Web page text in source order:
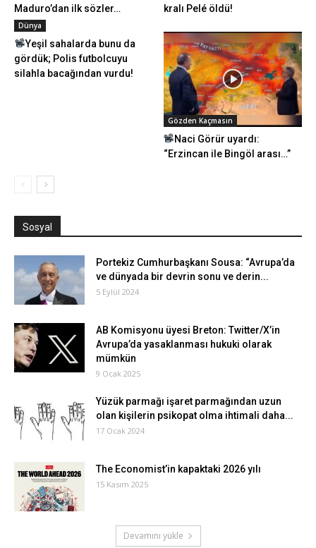
Maduro’dan ilk sözler…
kralı Pelé öldü!
Dünya
Yeşil sahalarda bunu da
gördük; Polis futbolcuyu
silahla bacağından vurdu!
Gözden Kaçmasın
Naci Görür uyardı:
“Erzincan ile Bingöl arası…”
Sosyal
Portekiz Cumhurbaşkanı Sousa: “Avrupa’da
ve dünyada bir devrin sonu ve derin...
5 Eylül 2024
AB Komisyonu üyesi Breton: Twitter/X’in
Avrupa’da yasaklanması hukuki olarak
mümkün
9 Ocak 2025
Yüzük parmağı işaret parmağından uzun
olan kişilerin psikopat olma ihtimali daha...
17 Ocak 2024
The Economist’in kapaktaki 2026 yılı
15 Kasım 2025
Devamını yükle